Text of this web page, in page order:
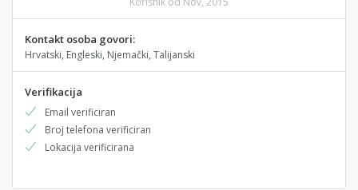
Kontakt osoba govori:
Hrvatski, Engleski, Njemački, Talijanski
Verifikacija
Email verificiran
Broj telefona verificiran
Lokacija verificirana